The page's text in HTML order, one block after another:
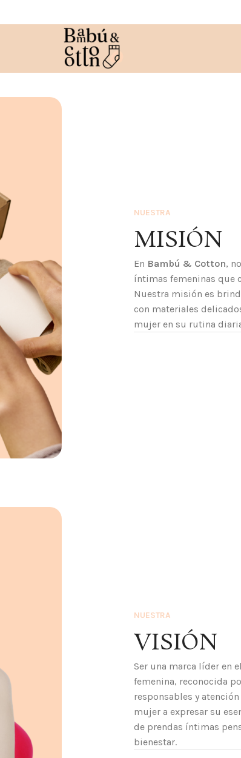
NUESTRA
MISIÓN
En Bambú & Cotton,
íntimas femeninas que
Nuestra misión es
con materiales
mujer en su rutina
NUESTRA
VISIÓN
Ser una marca líder en
femenina, reconocida
responsables y
mujer a expresar su
de prendas íntimas
bienestar.